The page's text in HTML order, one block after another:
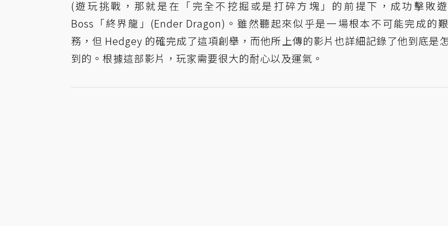
(遊玩挑戰，那就是在「完全不挖掘或是打碎方塊」的前提下，成功擊敗
Boss「終界龍」(Ender Dragon)。雖然聽起來似乎是一場根本不可能完成的
務，但 Hedgey 的確完成了這項創舉，而他所上傳的影片也詳細記錄了他到底是
到的。根據這部影片，玩家需要很大的耐心以及運氣。